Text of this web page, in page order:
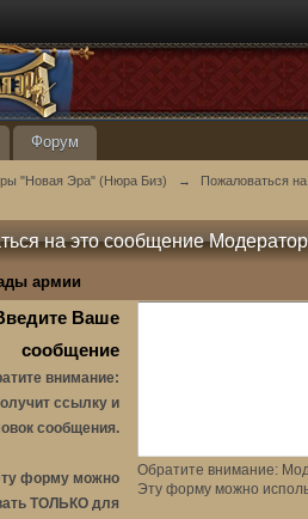
Форум
"Новая Эра" (Нюра Биз) → Пожаловаться
на это сообщение
армии
Ваше
сообщение
внимание:
ссылку и
сообщения.
форму можно
ТОЛЬКО для
Обратите внимание:
Эту форму можно